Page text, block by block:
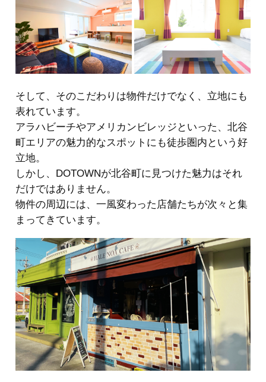
そして、そのこだわりは物件だけでなく、立地にも
表れています。
アラハビーチやアメリカンビレッジといった、北谷
町エリアの魅力的なスポットにも徒歩圏内という好
立地。
しかし、DOTOWNが北谷町に見つけた魅力はそれ
だけではありません。
物件の周辺には、一風変わった店舗たちが次々と集
まってきています。